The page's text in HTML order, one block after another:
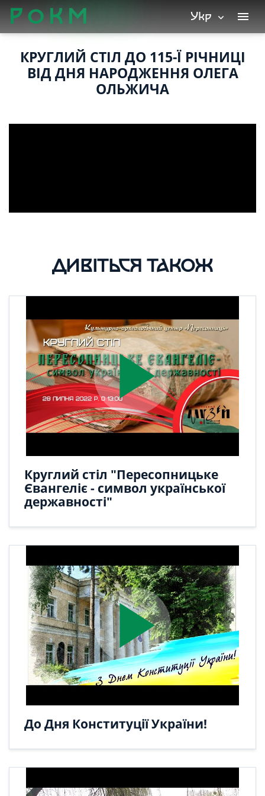
РОКМ Укр expand_more menu
КРУГЛИЙ СТІЛ ДО 115-Ї РІЧНИЦІ
ВІД ДНЯ НАРОДЖЕННЯ ОЛЕГА
ОЛЬЖИЧА
ДИВІТЬСЯ ТАКОЖ
play_arrow
Круглий стіл "Пересопницьке
Євангеліє - символ української
державності"
play_arrow
До Дня Конституції України!